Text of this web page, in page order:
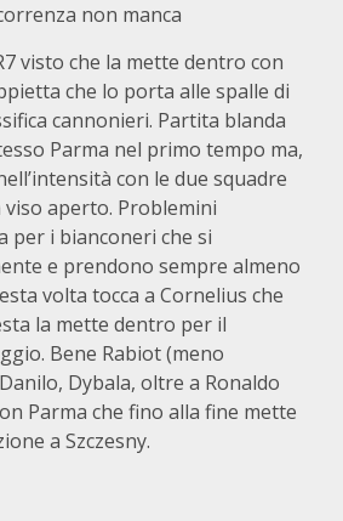
non manca
visto che la mette dentro con
che lo porta alle spalle di
cannonieri. Partita blanda
Parma nel primo tempo ma,
con le due squadre
aperto. Problemini
per i bianconeri che si
e prendono sempre almeno
volta tocca a Cornelius che
la mette dentro per il
Bene Rabiot (meno
Dybala, oltre a Ronaldo
Parma che fino alla fine mette
a Szczesny.